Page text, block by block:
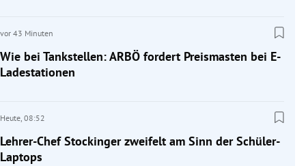
vor 43 Minuten
Wie bei Tankstellen: ARBÖ fordert Preismasten bei E-
Ladestationen
Heute, 08:52
Lehrer-Chef Stockinger zweifelt am Sinn der Schüler-
Laptops